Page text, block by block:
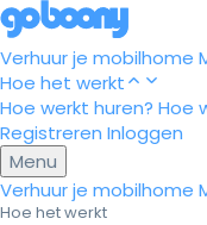
Verhuur je mobilhome
Hoe het werkt
Hoe werkt huren? Hoe
Registreren Inloggen
Menu
Verhuur je mobilhome
Hoe het werkt